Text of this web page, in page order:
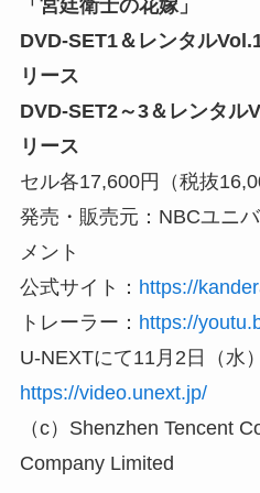
「宮廷衛士の花嫁」
DVD-SET1＆レンタル
リース
DVD-SET2～3＆レンタ
リース
セル各17,600円（税抜
発売・販売元：NBCユニ
メント
公式サイト： https://
トレーラー： https://
U-NEXTにて11月2日（水
https://video.unext.jp/
（c）Shenzhen Tencent
Company Limited